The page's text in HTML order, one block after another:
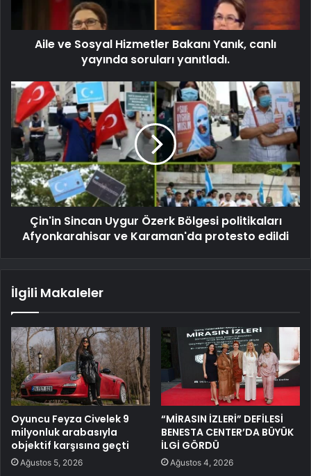
Aile ve Sosyal Hizmetler Bakanı Yanık, canlı
yayında soruları yanıtladı.
Çin'in Sincan Uygur Özerk Bölgesi politikaları
Afyonkarahisar ve Karaman'da protesto edildi
İlgili Makaleler
Oyuncu Feyza Civelek 9
milyonluk arabasıyla
objektif karşısına geçti
Ağustos 5, 2026
“MİRASIN İZLERİ” DEFİLESİ
BENESTA CENTER’DA BÜYÜK
İLGİ GÖRDÜ
Ağustos 4, 2026